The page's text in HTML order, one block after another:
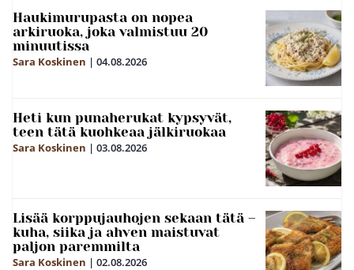
Haukimurupasta on nopea
arkiruoka, joka valmistuu 20
minuutissa
Sara Koskinen | 04.08.2026
Heti kun punaherukat kypsyvät,
teen tätä kuohkeaa jälkiruokaa
Sara Koskinen | 03.08.2026
Lisää korppujauhojen sekaan tätä –
kuha, siika ja ahven maistuvat
paljon paremmilta
Sara Koskinen | 02.08.2026